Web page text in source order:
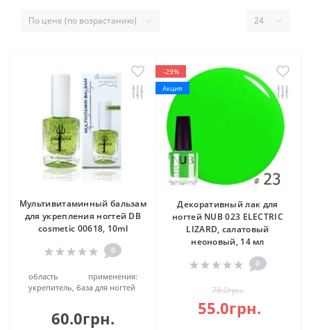
Мультивитаминный бальзам
для укрепления ногтей DB
cosmetic 00618, 10ml
0
область применения:
укрепитель, база для ногтей
60.0грн.
-29%
Акция
Декоративный лак для
ногтей NUB 023 ELECTRIC
LIZARD, салатовый
неоновый, 14 мл
0
78.0грн.
55.0грн.